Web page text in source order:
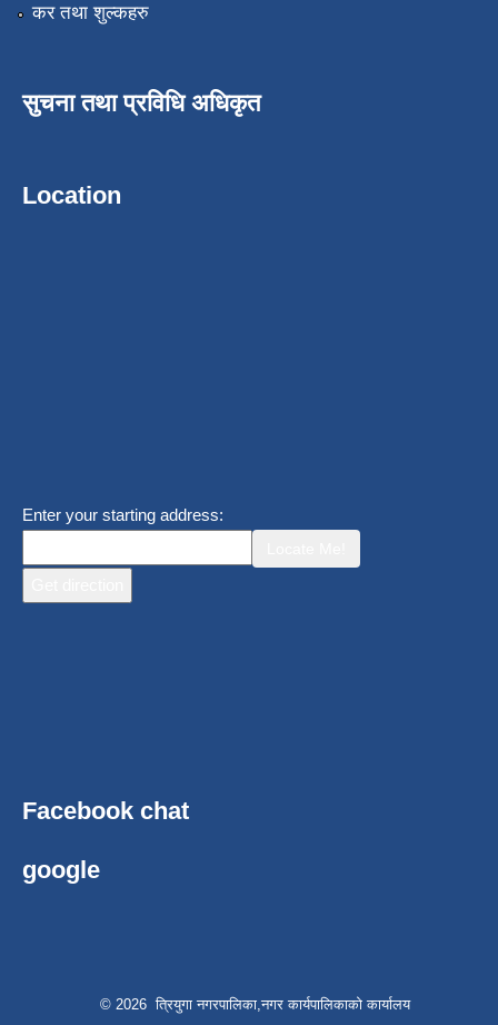
कर तथा शुल्कहरु
सुचना तथा प्रविधि अधिकृत
Location
Enter your starting address:
Facebook chat
google
© 2026 त्रियुगा नगरपालिका,नगर कार्यपालिकाको कार्यालय